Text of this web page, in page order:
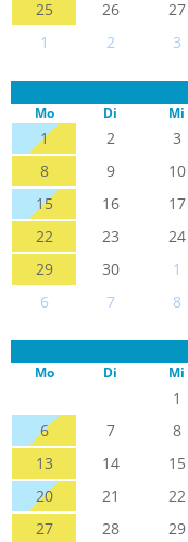
25
26 27
1
2 3
Mo Di Mi
1 2 3
8
9 10
15
16 17
22
23 24
29
30 1
6
7 8
Mo Di Mi
1
6
7 8
13
14 15
20
21 22
27
28 29